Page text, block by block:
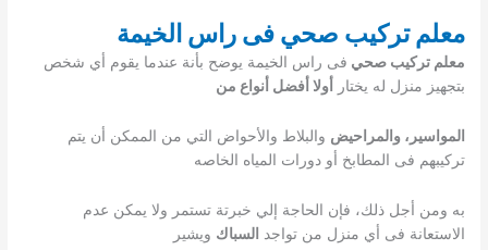
معلم تركيب صحي فى راس الخيمة
معلم تركيب صحي فى راس الخيمة يوضح بأنة عندما يقوم أي شخص
بتجهيز منزل له يختار
أولا أفضل أنواع من
المواسير، والمراحيض والبلاط والأحواض التي من الممكن أن يتم
تركيبهم فى المطابخ أو دورات المياه الخاصه
به ومن أجل ذلك، فإن الحاجة إلي خبرتة تستمر ولا يمكن عدم
الاستعانة فى أي منزل من تواجد
السباك ويشير